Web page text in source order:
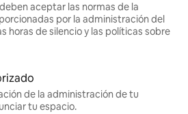
aceptar las normas de la
por la administración del
horas de silencio y las políticas sobre
de la administración de tu
tu espacio.